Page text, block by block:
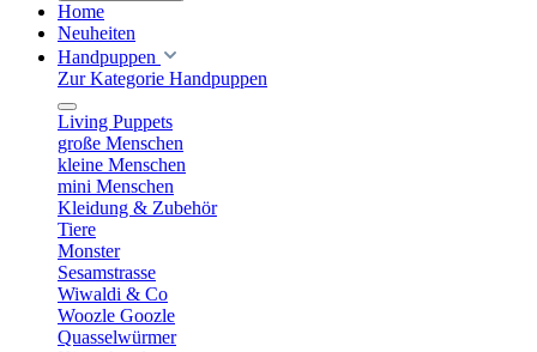
Home
Neuheiten
Handpuppen
Zur Kategorie Handpuppen
Living Puppets
große Menschen
kleine Menschen
mini Menschen
Kleidung & Zubehör
Tiere
Monster
Sesamstrasse
Wiwaldi & Co
Woozle Goozle
Quasselwürmer